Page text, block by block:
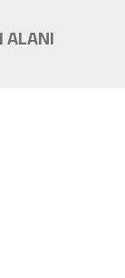
ALANI